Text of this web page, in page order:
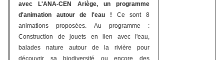
avec L'ANA-CEN Ariège, un programme
d'animation autour de l'eau ! Ce sont 8
animations proposées. Au programme :
Construction de jouets en lien avec l'eau,
balades nature autour de la rivière pour
découvrir sa biodiversité ou encore des